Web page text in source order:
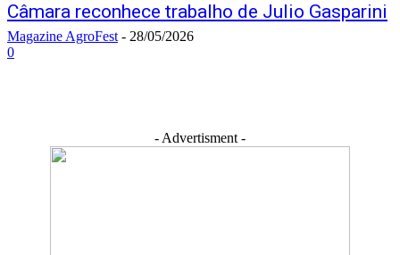
Câmara reconhece trabalho de Julio Gasparini
Magazine AgroFest - 28/05/2026
0
- Advertisment -